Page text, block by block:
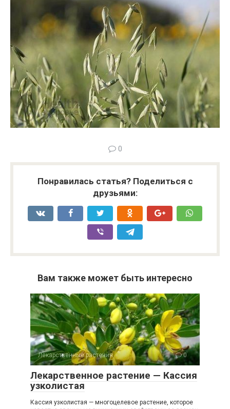
0
Понравилась статья? Поделиться с
друзьями:
Вам также может быть интересно
Лекарственные растения 0
Лекарственное растение — Кассия
узколистая
Кассия узколистая — многоцелевое растение, которое